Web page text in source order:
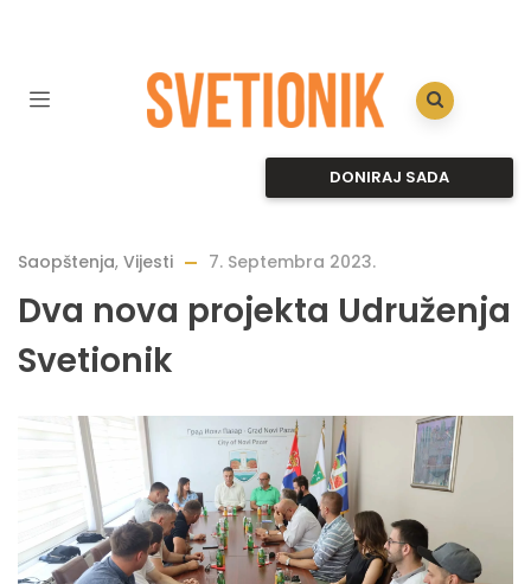
DONIRAJ SADA
Saopštenja, Vijesti 7. Septembra 2023.
Dva nova projekta Udruženja
Svetionik